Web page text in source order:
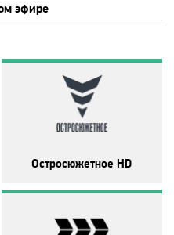
эфире
Остросюжетное HD